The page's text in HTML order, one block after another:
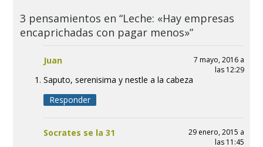
3 pensamientos en “Leche: «Hay empresas
encaprichadas con pagar menos»”
Juan
7 mayo, 2016 a
las 12:29
Saputo, serenisima y nestle a la cabeza
Responder
Socrates se la 31
29 enero, 2015 a
las 11:45